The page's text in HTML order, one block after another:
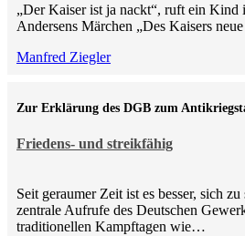
„Der Kaiser ist ja nackt“, ruft ein Kind
Andersens Märchen „Des Kaisers
Manfred Ziegler
Friedens- und streikfähig
Zur Erklärung des DGB zum
Seit geraumer Zeit ist es besser, sich
zentrale Aufrufe des Deutschen
traditionellen Kampftagen wie…